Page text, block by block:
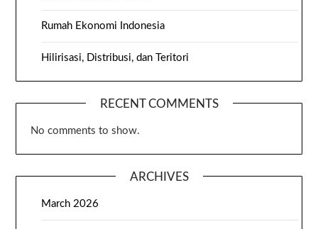
Rumah Ekonomi Indonesia
Hilirisasi, Distribusi, dan Teritori
RECENT COMMENTS
No comments to show.
ARCHIVES
March 2026